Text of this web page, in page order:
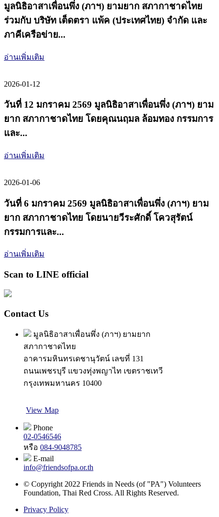
มูลนิธิอาสาเพื่อนพึ่ง (ภาฯ) ยามยาก สภากาชาดไทย
ร่วมกับ บริษัท เต็ดตรา แพ้ค (ประเทศไทย) จำกัด และ
ภาคีเครือข่าย...
อ่านเพิ่มเติม
2026-01-12
วันที่ 12 มกราคม 2569 มูลนิธิอาสาเพื่อนพึ่ง (ภาฯ) ยาม
ยาก สภากาชาดไทย โดยคุณนฤมล ล้อมทอง กรรมการ
และ...
อ่านเพิ่มเติม
2026-01-06
วันที่ 6 มกราคม 2569 มูลนิธิอาสาเพื่อนพึ่ง (ภาฯ) ยาม
ยาก สภากาชาดไทย โดยนายวีระศักดิ์ โควสุรัตน์
กรรมการและ...
อ่านเพิ่มเติม
Scan to LINE official
Contact Us
มูลนิธิอาสาเพื่อนพึ่ง (ภาฯ) ยามยาก
สภากาชาดไทย
อาคารมหินทรเดชานุวัตน์ เลขที่ 131
ถนนเพชรบุรี แขวงทุ่งพญาไท เขตราชเทวี
กรุงเทพมหานคร 10400
View Map
Phone
02-0546546
หรือ 084-9048785
E-mail
info@friendsofpa.or.th
© Copyright 2022 Friends in Needs (of "PA") Volunteers
Foundation, Thai Red Cross. All Rights Reserved.
Privacy Policy